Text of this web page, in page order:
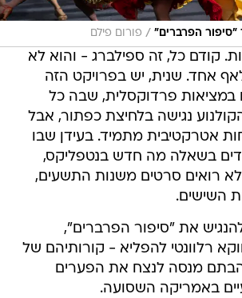
"סיפור הפרברים" / פורום פילם
קודם כל, זה ספילברג - והוא לא
לאף אחד. שנית, יש בפרויקט הזה
במציאות פרדוקסלית, שבה כל
נגישה בלחיצת כפתור, אבל
אטרקטיבית מתמיד. בעידן שבו
בשאלה מה חדש בנטפליקס,
לא רואים סרטים משנות התשעים,
השישים.
להנגיש את "סיפור הפרברים",
רלוונטי להפליא - קורותיהם של
מנסה לנצח את הפערים
באמריקה השסועה.